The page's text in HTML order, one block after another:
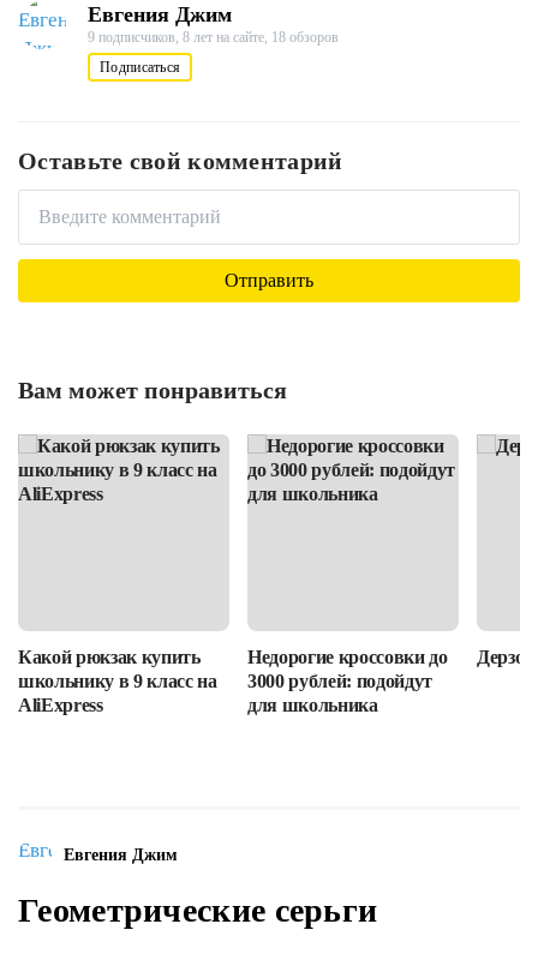
Евгения Джим
9 подписчиков, 8 лет на сайте, 18 обзоров
Подписаться
Оставьте свой комментарий
Вам может понравиться
Какой рюкзак купить
школьнику в 9 класс на
AliExpress
Недорогие кроссовки до
3000 рублей: подойдут
для школьника
Евгения Джим
Геометрические серьги